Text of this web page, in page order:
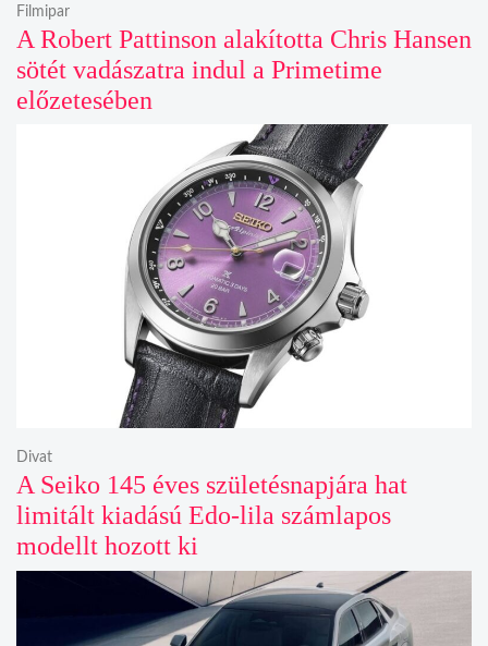
A Robert Pattinson alakította Chris Hansen
sötét vadászatra indul a Primetime
előzetesében
Filmipar
A Seiko 145 éves születésnapjára hat
limitált kiadású Edo-lila számlapos
modellt hozott ki
Divat